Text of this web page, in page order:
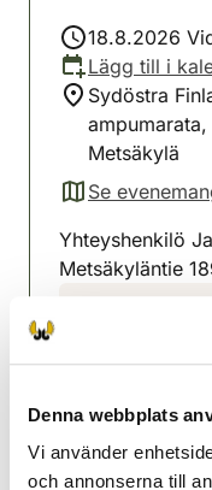
Denna webbplats
Vi använder
och annonserna till
18.8.2026
Lägg till i
Sydöstra
Metsäkylä
Se
(avautuu uuteen
Yhteyshenkilö
Metsäkyläntie